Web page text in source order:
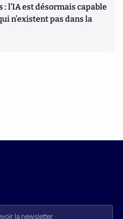
l’IA est désormais capable
n’existent pas dans la